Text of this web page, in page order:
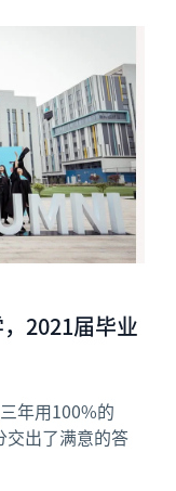
2021届毕业
年用100%的
交出了满意的答